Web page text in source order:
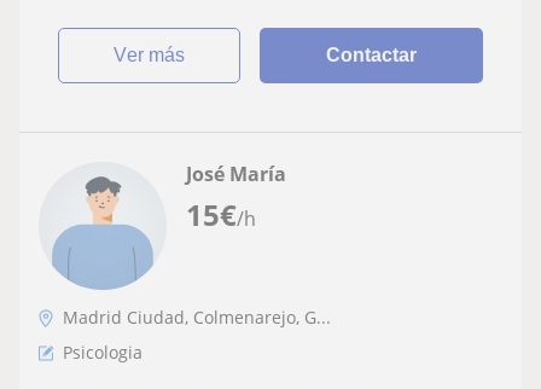
ver más Contactar
15€/h
José María
Madrid Ciudad, Colmenarejo, G...
Psicologia